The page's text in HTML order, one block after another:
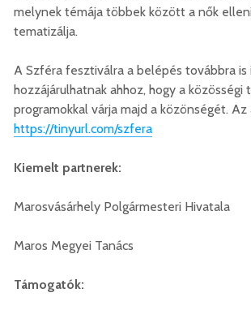
melynek témája többek között a nők
tematizálja.
A Szféra fesztiválra a belépés továbbra
hozzájárulhatnak ahhoz, hogy a
programokkal várja majd a közönségét.
https://tinyurl.com/szfera
Kiemelt partnerek:
Marosvásárhely Polgármesteri Hivatala
Maros Megyei Tanács
Támogatók: